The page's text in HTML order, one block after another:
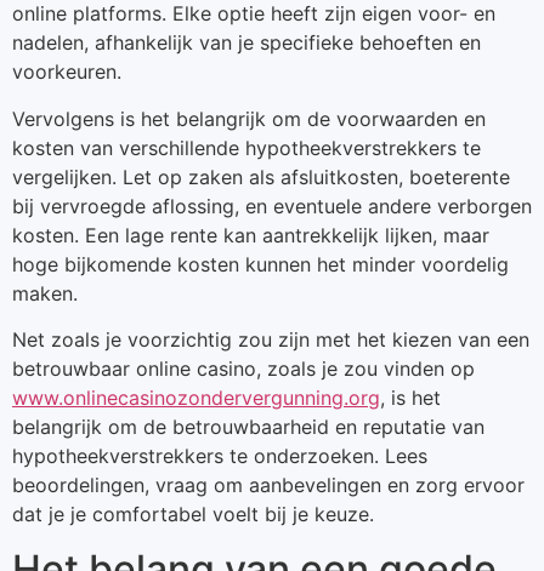
online platforms. Elke optie heeft zijn eigen voor- en
nadelen, afhankelijk van je specifieke behoeften en
voorkeuren.
Vervolgens is het belangrijk om de voorwaarden en
kosten van verschillende hypotheekverstrekkers te
vergelijken. Let op zaken als afsluitkosten, boeterente
bij vervroegde aflossing, en eventuele andere verborgen
kosten. Een lage rente kan aantrekkelijk lijken, maar
hoge bijkomende kosten kunnen het minder voordelig
maken.
Net zoals je voorzichtig zou zijn met het kiezen van een
betrouwbaar online casino, zoals je zou vinden op
www.onlinecasinozondervergunning.org, is het
belangrijk om de betrouwbaarheid en reputatie van
hypotheekverstrekkers te onderzoeken. Lees
beoordelingen, vraag om aanbevelingen en zorg ervoor
dat je je comfortabel voelt bij je keuze.